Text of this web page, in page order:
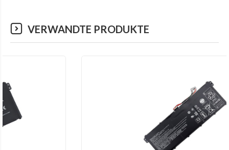
VERWANDTE PRODUKTE